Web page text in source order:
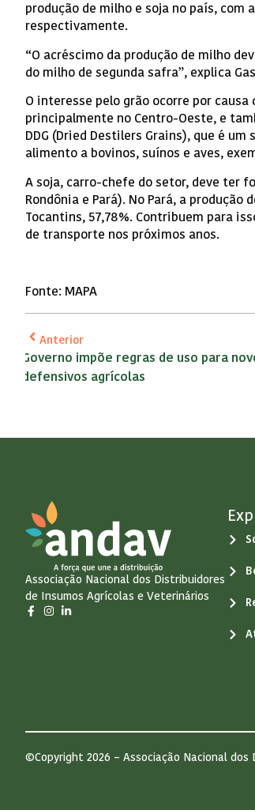
produção de milho e soja no país, com
respectivamente.
“O acréscimo da produção de milho
do milho de segunda safra”, explica
O interesse pelo grão ocorre por
principalmente no Centro-Oeste, e
DDG (Dried Destilers Grains), que é
alimento a bovinos, suínos e aves,
A soja, carro-chefe do setor, deve ter
Rondônia e Pará). No Pará, a produção
Tocantins, 57,78%. Contribuem para
de transporte nos próximos anos.
Fonte: MAPA
Anterior
Governo impõe regras de uso para
defensivos agrícolas
Associação Nacional dos Distribuidores
de Insumos Agrícolas e Veterinários
©Copyright 2026 – Associação Nacional